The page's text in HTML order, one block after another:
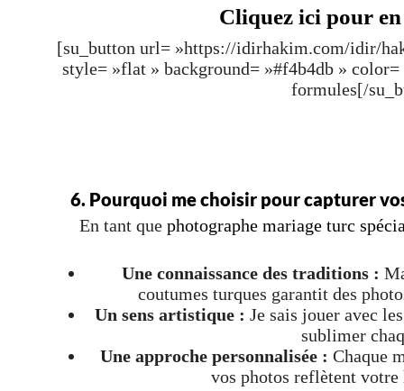
Cliquez ici pour
[su_button url= »https://idirhakim.com/idir/
style= »flat » background= »#f4b4db » color=
formules[/
6. Pourquoi me choisir pour capturer
En tant que photographe mariage turc
Une connaissance des traditions :
coutumes turques garantit des
Un sens artistique : Je sais jouer avec
sublimer
Une approche personnalisée : Chaque
vos photos reflètent